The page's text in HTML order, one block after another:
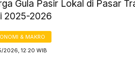
Gula Pasir Lokal di Pasar
2025-2026
& MAKRO
2026, 12:20 WIB